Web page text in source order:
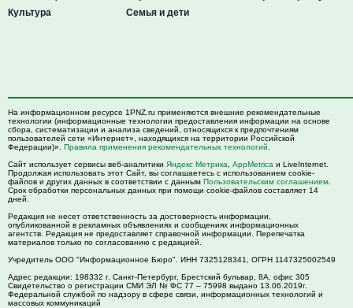
Культура
Семья и дети
На информационном ресурсе 1PNZ.ru применяются внешние рекомендательные
технологии (информационные технологии предоставления информации на основе
сбора, систематизации и анализа сведений, относящихся к предпочтениям
пользователей сети «Интернет», находящихся на территории Российской
Федерации)». Правила применения рекомендательных технологий
Сайт использует сервисы веб-аналитики Яндекс Метрика AppMetrica и LiveInternet.
Продолжая использовать этот Сайт, вы соглашаетесь с использованием cookie-
файлов и других данных в соответствии с данным Пользовательским соглашением
Срок обработки персональных данных при помощи cookie-файлов составляет 14
дней.
Редакция не несет ответственность за достоверность информации,
опубликованной в рекламных объявлениях и сообщениях информационных
агентств. Редакция не предоставляет справочной информации. Перепечатка
материалов только по согласованию с редакцией.
Учредитель ООО "Информационное Бюро". ИНН 7325128341, ОГРН 1147325002549
Адрес редакции: 198332 г. Санкт-Петербург, Брестский бульвар, 8А, офис 305
Свидетельство о регистрации СМИ ЭЛ № ФС 77 – 75998 выдано 13.06.2019г.
Федеральной службой по надзору в сфере связи, информационных технологий и
массовых коммуникаций